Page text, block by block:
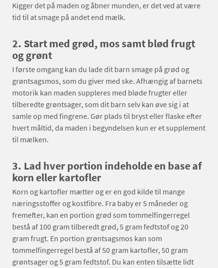
Kigger det på maden og åbner munden, er det ved at være
tid til at smage på andet end mælk.
2. Start med grød, mos samt blød frugt
og grønt
I første omgang kan du lade dit barn smage på grød og
grøntsagsmos, som du giver med ske. Afhængig af barnets
motorik kan maden suppleres med bløde frugter eller
tilberedte grøntsager, som dit barn selv kan øve sig i at
samle op med fingrene. Gør plads til bryst eller flaske efter
hvert måltid, da maden i begyndelsen kun er et supplement
til mælken.
3. Lad hver portion indeholde en base af
korn eller kartofler
Korn og kartofler mætter og er en god kilde til mange
næringsstoffer og kostfibre. Fra baby er 5 måneder og
fremefter, kan en portion grød som tommelfingerregel
bestå af 100 gram tilberedt grød, 5 gram fedtstof og 20
gram frugt. En portion grøntsagsmos kan som
tommelfingerregel bestå af 50 gram kartofler, 50 gram
grøntsager og 5 gram fedtstof. Du kan enten tilsætte lidt